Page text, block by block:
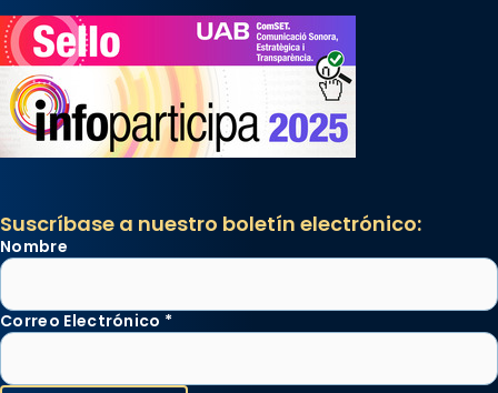
Suscríbase a nuestro boletín electrónico:
Nombre
Correo Electrónico *